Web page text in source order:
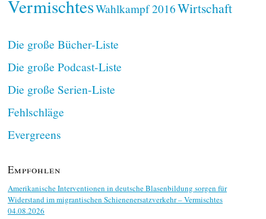
VermischtesWahlkampf 2016Wirtschaft
Die große Bücher-Liste
Die große Podcast-Liste
Die große Serien-Liste
Fehlschläge
Evergreens
Empfohlen
Amerikanische Interventionen in deutsche Blasenbildung sorgen für
Widerstand im migrantischen Schienenersatzverkehr – Vermischtes
04.08.2026